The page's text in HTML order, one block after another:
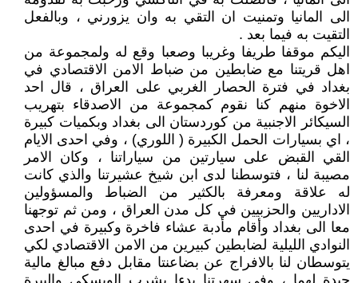
الى المانيا وتمنيت ان التقي به وان يزورني ، وبالفعل
التقيت به فيما بعد .
اليكم موقفا طريفا وغريبا وصعبا وقع له ولمجموعة من
اهل قريتنا مع ضابطين من ضباط الامن الاقتصادي في
بغداد في فترة الحصار الغربي على العراق ، قال احد
الاخوة منهم كنا نقوم كمجموعة من الاصدقاء بتهريب
السيكائر الاجنبية من كوردستان الى بغداد وبكميات كبيرة
، اي بسيارات الحمل الكبيرة ( اللوري) ، وفي احدى الايام
القي القبض على سيارتين من سياراتنا ، وكان الامر
مصيبة لنا ، فتوسطنا لدى ابن شيخ عشيرتنا والذي كانت
له علاقة ومعرفة بالكثير من الضباط والمسؤولين
الاداريين والحزبيين في كل مدن العراق ، ومن ثم توجهنا
معا الى بغداد وأقام مأدبة عشاء فاخرة وكبيرة في احدى
النوادي الليلية لضابطين كبيرين من الامن الاقتصادي لكي
يتوسطان لنا بالافراج عن بضاعنتا مقابل دفع مبالغ مالية